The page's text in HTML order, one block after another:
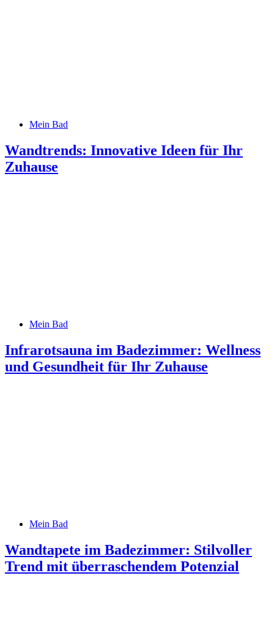
Mein Bad
Wandtrends: Innovative Ideen für Ihr
Zuhause
Mein Bad
Infrarotsauna im Badezimmer: Wellness
und Gesundheit für Ihr Zuhause
Mein Bad
Wandtapete im Badezimmer: Stilvoller
Trend mit überraschendem Potenzial